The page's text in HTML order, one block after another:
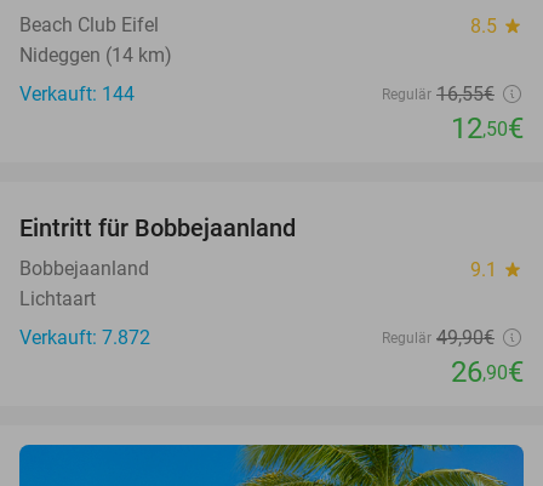
Beach Club Eifel 8.5 star
Nideggen (14 km)
Verkauft: 144
Regulär 16,55€
12,50€
Eintritt für Bobbejaanland
Bobbejaanland 9.1 star
Lichtaart
Verkauft: 7.872
Regulär 49,90€
26,90€